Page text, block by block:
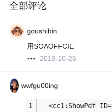
全部评论
goushibin
用SOAOFFCIE
2010-10-26
wwfgu00ing
  <cc1:ShowPdf ID=